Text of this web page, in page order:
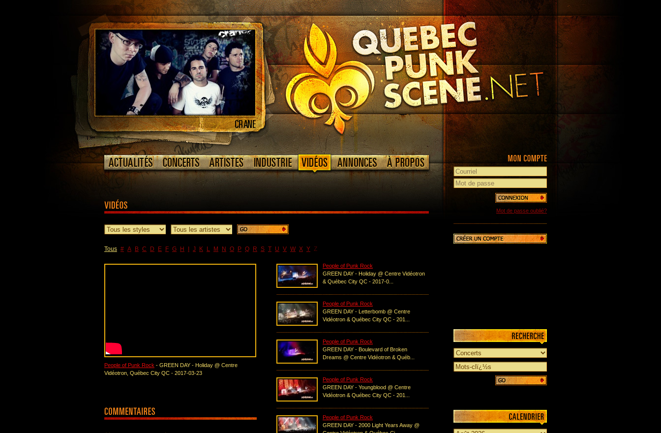
Tous # A B C D E F G H J K L M N O P Q R S T U V W X Y Z
People of Punk Rock - GREEN DAY - Holiday @ Centre
Vidéotron, Québec City QC - 2017-03-23
People of Punk Rock
GREEN DAY - Holiday @ Centre Vidéotron
& Québec City QC - 2017-0...
People of Punk Rock
GREEN DAY - Letterbomb @ Centre
Vidéotron & Québec City QC - 201...
People of Punk Rock
GREEN DAY - Boulevard of Broken
Dreams @ Centre Vidéotron & Québ...
People of Punk Rock
GREEN DAY - Youngblood @ Centre
Vidéotron & Québec City QC - 201...
People of Punk Rock
GREEN DAY - 2000 Light Years Away @
Mot de passe oublié?